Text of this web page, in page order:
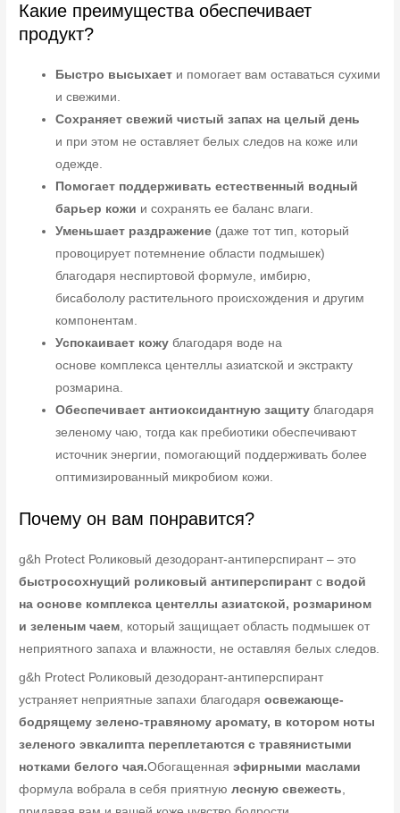
Какие преимущества обеспечивает
продукт?
Быстро высыхает и помогает вам оставаться сухими
и свежими.
Сохраняет свежий чистый запах на целый день
и при этом не оставляет белых следов на коже или
одежде.
Помогает поддерживать естественный водный
барьер кожи и сохранять ее баланс влаги.
Уменьшает раздражение (даже тот тип, который
провоцирует потемнение области подмышек)
благодаря неспиртовой формуле, имбирю,
бисабололу растительного происхождения и другим
компонентам.
Успокаивает кожу благодаря воде на
основе комплекса центеллы азиатской и экстракту
розмарина.
Обеспечивает антиоксидантную защиту благодаря
зеленому чаю, тогда как пребиотики обеспечивают
источник энергии, помогающий поддерживать более
оптимизированный микробиом кожи.
Почему он вам понравится?
g&h Protect Роликовый дезодорант-антиперспирант – это
быстросохнущий роликовый антиперспирант с водой
на основе комплекса центеллы азиатской, розмарином
и зеленым чаем , который защищает область подмышек от
неприятного запаха и влажности, не оставляя белых следов.
g&h Protect Роликовый дезодорант-антиперспирант
устраняет неприятные запахи благодаряосвежающе-
бодрящему зелено-травяному аромату, в котором ноты
зеленого эвкалипта переплетаются с травянистыми
нотками белого чая.Обогащеннаяэфирными маслами
формула вобрала в себя приятнуюлесную свежесть